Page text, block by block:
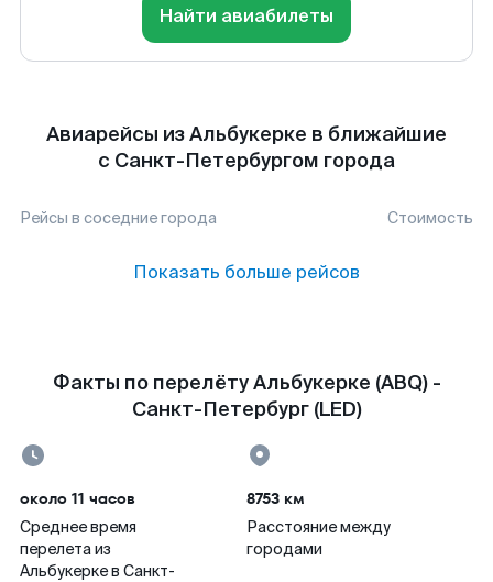
Найти авиабилеты
Авиарейсы из Альбукерке в ближайшие
с Санкт-Петербургом города
Рейсы в соседние города Стоимость
Показать больше рейсов
Факты по перелёту Альбукерке (ABQ) -
Санкт-Петербург (LED)
около 11 часов
Среднее время
перелета из
Альбукерке в Санкт-
8753 км
Расстояние между
городами